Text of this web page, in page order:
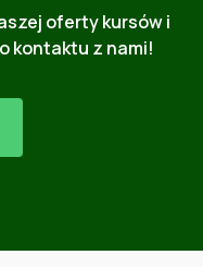
oferty kursów i
kontaktu z nami!